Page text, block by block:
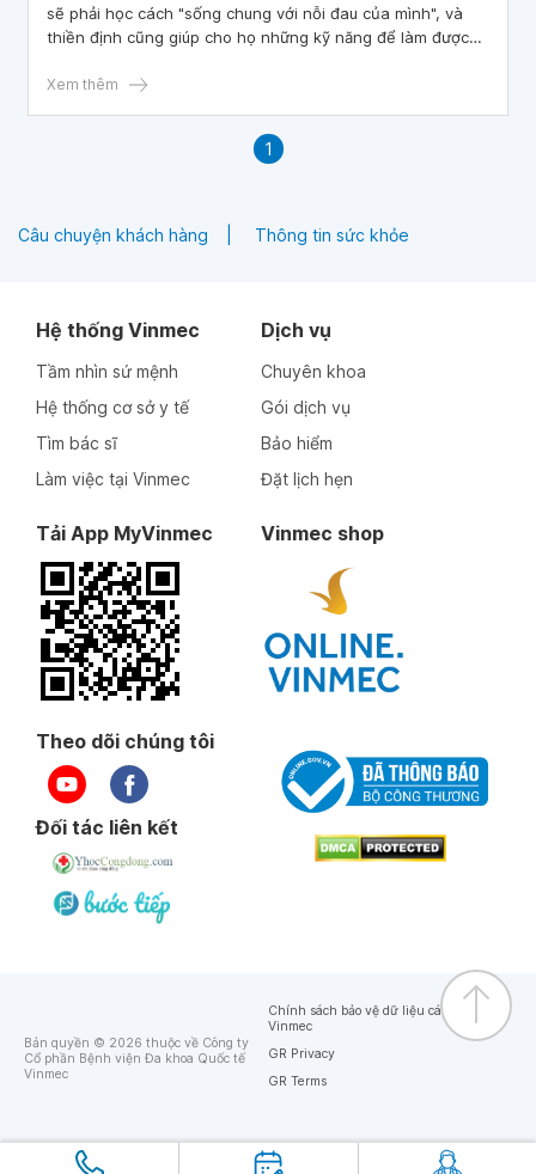
sẽ phải học cách "sống chung với nỗi đau của mình", và
thiền định cũng giúp cho họ những kỹ năng để làm được
tâm trí và cơ thể, bạn có thể kiểm soát cơn đau của mình
Xem thêm
1
Câu chuyện khách hàng Thông tin sức khỏe
Hệ thống Vinmec
Tầm nhìn sứ mệnh
Hệ thống cơ sở y tế
Tìm bác sĩ
Làm việc tại Vinmec
Dịch vụ
Chuyên khoa
Gói dịch vụ
Bảo hiểm
Đặt lịch hẹn
Tải App MyVinmec Vinmec shop
Theo dõi chúng tôi
Đối tác liên kết
Bản quyền © 2026 thuộc về Công ty
Cổ phần Bệnh viện Đa khoa Quốc tế
Vinmec
Chính sách bảo vệ dữ liệu cá nhân của
Vinmec
GR Privacy
GR Terms